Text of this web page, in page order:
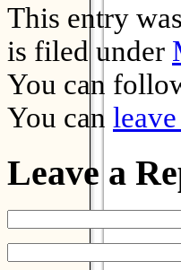
This entry
is filed under
You can
You can
Leave a